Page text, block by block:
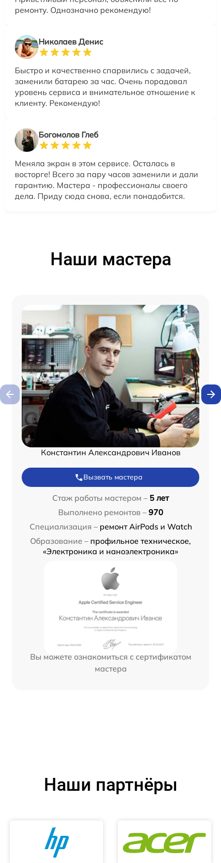
ремонту. Однозначно рекомендую!
Николаев Денис
Быстро и качественно спарвились с задачей,
заменили батарею за час. Очень порадовал
уровень сервиса и внимательное отношение к
клиенту. Рекомендую!
Богомолов Глеб
Меняла экран в этом сервисе. Осталась в
восторге! Всего за пару часов заменили и дали
гарантию. Мастера - профессионалы своего
дела. Приду сюда снова, если понадобится.
Наши мастера
Константин Александрович Иванов
Вызвать мастера
Стаж работы мастером – 5 лет
Выполнено ремонтов – 970
Специализация – ремонт AirPods и Watch
Образование – профильное техническое,
«Электроника и наноэлектроника»
Вы можете ознакомиться с сертификатом
мастера
Наши партнёры